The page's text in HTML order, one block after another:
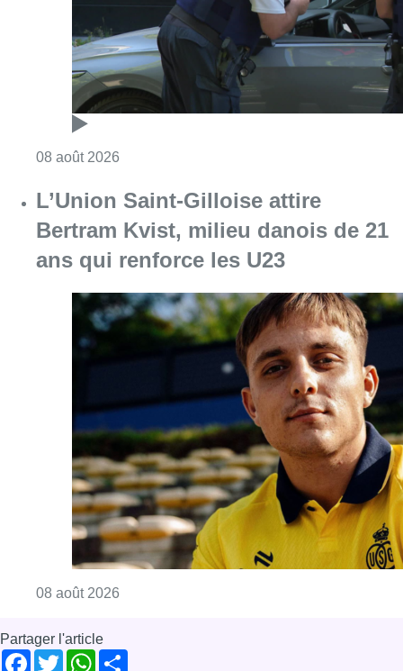
08 août 2026
L’Union Saint-Gilloise attire
Bertram Kvist, milieu danois de 21
ans qui renforce les U23
08 août 2026
Partager l'article
Facebook
TwitterWhatsApp